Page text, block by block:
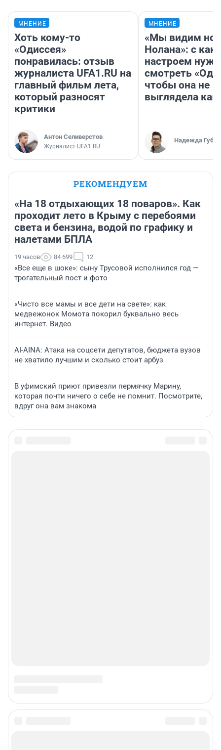
МНЕНИЕ
Хоть кому-то
«Одиссея»
понравилась: отзыв
журналиста UFA1.RU на
главный фильм лета,
который разносят
критики
Антон Селиверстов
Журналист UFA1.RU
МНЕНИЕ
«Мы видим
Нолана»: с
настроем
смотреть
чтобы она не
выглядела как
Надежда
РЕКОМЕНДУЕМ
«На 18 отдыхающих 18 поваров». Как
проходит лето в Крыму с перебоями
света и бензина, водой по графику и
налетами БПЛА
19 часов 84 699 12
«Все еще в шоке»: сыну Трусовой исполнился год —
трогательный пост и фото
«Чисто все мамы и все дети на свете»: как
медвежонок Момота покорил буквально весь
интернет. Видео
AI-AINA: Атака на соцсети депутатов, бюджета вузов
не хватило лучшим и сколько стоит арбуз
В уфимский приют привезли пермячку Марину,
которая почти ничего о себе не помнит. Посмотрите,
вдруг она вам знакома